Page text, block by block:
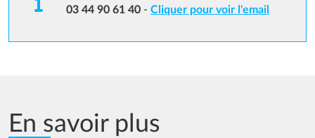
03 44 90 61 40 - Cliquer pour voir l'email
En savoir plus